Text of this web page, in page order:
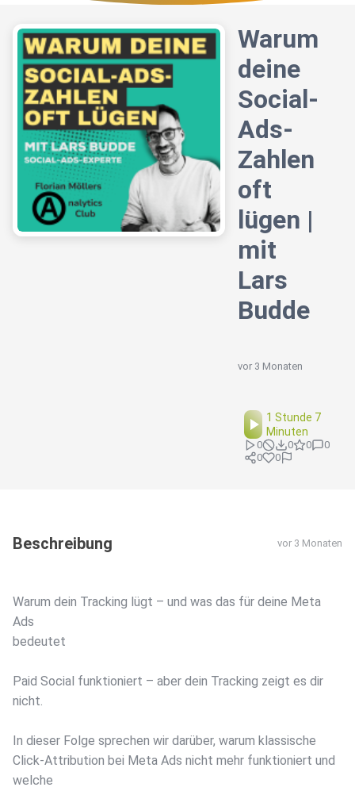
Warum
deine
Social-
Ads-
Zahlen
oft
lügen |
mit
Lars
Budde
vor 3 Monaten
1 Stunde 7
Minuten
0 0 0
0
0
0
Beschreibung vor 3 Monaten
Warum dein Tracking lügt – und was das für deine Meta
Ads
bedeutet
Paid Social funktioniert – aber dein Tracking zeigt es dir
nicht.
In dieser Folge sprechen wir darüber, warum klassische
Click-Attribution bei Meta Ads nicht mehr funktioniert und
welche